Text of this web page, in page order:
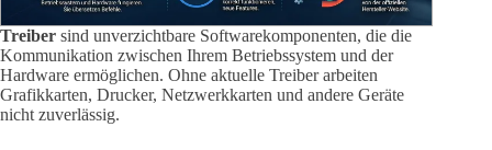
Treiber sind unverzichtbare Softwarekomponenten, die die
Kommunikation zwischen Ihrem Betriebssystem und der
Hardware ermöglichen. Ohne aktuelle Treiber arbeiten
Grafikkarten, Drucker, Netzwerkkarten und andere Geräte
nicht zuverlässig.